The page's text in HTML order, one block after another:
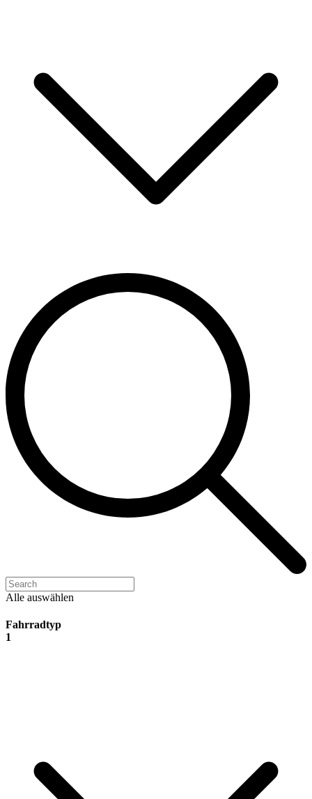
Alle auswählen
Fahrradtyp
1